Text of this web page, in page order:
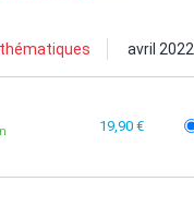
avril 2022
19,90 €